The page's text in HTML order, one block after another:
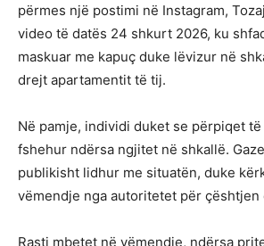
përmes një postimi në Instagram,
video të datës 24 shkurt 2026, ku
maskuar me kapuç duke lëvizur në
drejt apartamentit të tij.
Në pamje, individi duket se përpiqet
fshehur ndërsa ngjitet në shkallë.
publikisht lidhur me situatën, duke
vëmendje nga autoritetet për çështjen
Rasti mbetet në vëmendje, ndërsa